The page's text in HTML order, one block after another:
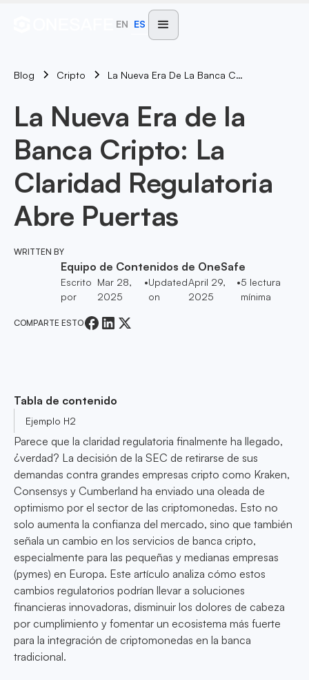
EN ES
Blog Cripto La Nueva Era De La Banca Cripto: La Claridad Regulatoria Abre Puertas
La Nueva Era de la
Banca Cripto: La
Claridad Regulatoria
Abre Puertas
WRITTEN BY
Equipo de Contenidos de OneSafe
Escrito
por
Mar 28,
2025
•Updated
on
April 29,
2025
•5 lectura
mínima
COMPARTE ESTO
Tabla de contenido
Ejemplo H2
Parece que la claridad regulatoria finalmente ha llegado,
¿verdad? La decisión de la SEC de retirarse de sus
demandas contra grandes empresas cripto como Kraken,
Consensys y Cumberland ha enviado una oleada de
optimismo por el sector de las criptomonedas. Esto no
solo aumenta la confianza del mercado, sino que también
señala un cambio en los servicios de banca cripto,
especialmente para las pequeñas y medianas empresas
(pymes) en Europa. Este artículo analiza cómo estos
cambios regulatorios podrían llevar a soluciones
financieras innovadoras, disminuir los dolores de cabeza
por cumplimiento y fomentar un ecosistema más fuerte
para la integración de criptomonedas en la banca
tradicional.